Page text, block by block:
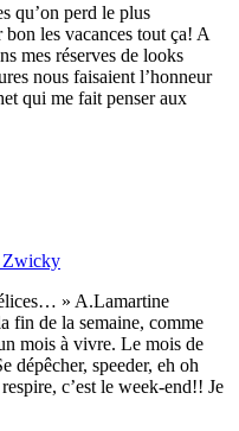
qu’on perd le plus
les vacances tout ça! A
mes réserves de looks
nous faisaient l’honneur
qui me fait penser aux
Zwicky
» A.Lamartine
fin de la semaine, comme
mois à vivre. Le mois de
dépêcher, speeder, eh oh
c’est le week-end!! Je